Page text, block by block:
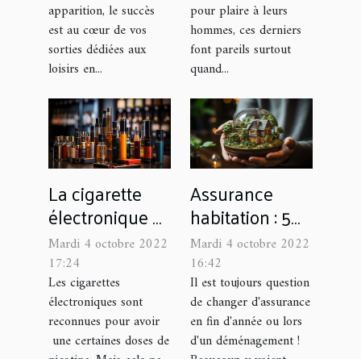
apparition, le succès
est au cœur de vos
sorties dédiées aux
loisirs en...
pour plaire à leurs
hommes, ces derniers
font pareils surtout
quand...
La cigarette
électronique
peut-elle nuire
à la santé
humaine ?
Mardi 4 octobre 2022
17:24
Les cigarettes
électroniques sont
reconnues pour avoir
une certaines doses de
Assurance
habitation : 5
astuces pour
bien la choisir
Mardi 4 octobre 2022
16:42
Il est toujours question
de changer d'assurance
en fin d'année ou lors
d'un déménagement !